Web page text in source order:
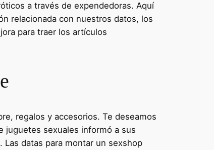
a través de expendedoras. Aquí
relacionada con nuestros datos, los
para traer los artículos
regalos y accesorios. Te deseamos
juguetes sexuales informó a sus
datas para montar un sexshop